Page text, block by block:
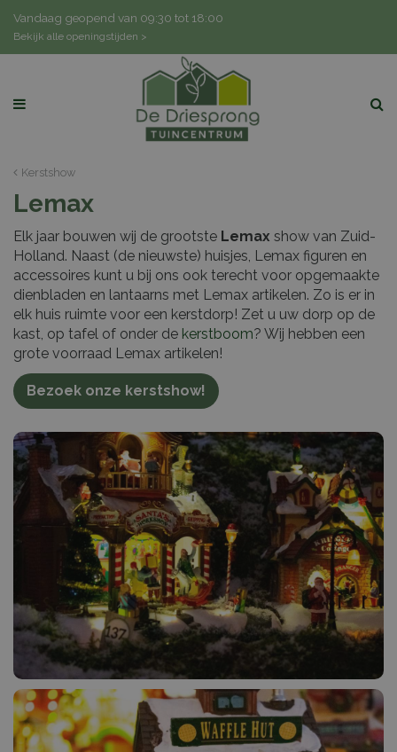
Kerstshow
Vandaag geopend van 09:30 tot 18:00
Bekijk alle openingstijden >
Lemax
Elk jaar bouwen wij de grootste Lemax show van Zuid-
Holland. Naast (de nieuwste) huisjes, Lemax figuren en
accessoires kunt u bij ons ook terecht voor opgemaakte
dienbladen en lantaarns met Lemax artikelen. Zo is er in
elk huis ruimte voor een kerstdorp! Zet u uw dorp op de
kast, op tafel of onder de kerstboom? Wij hebben een
grote voorraad Lemax artikelen!
Bezoek onze kerstshow!